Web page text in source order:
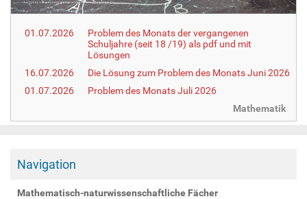
01.07.2026
Problem des Monats der vergangenen
Schuljahre (seit 18 /19) als pdf und mit
Lösungen
16.07.2026
Die Lösung zum Problem des Monats Juni 2026
01.07.2026
Problem des Monats Juli 2026
Mathematik
Navigation
Mathematisch-naturwissenschaftliche Fächer